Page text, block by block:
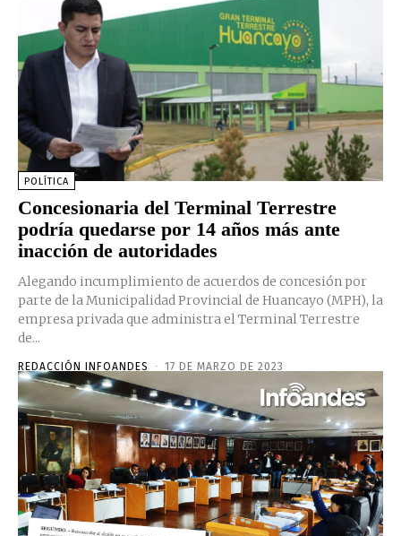
POLÍTICA
Concesionaria del Terminal Terrestre
podría quedarse por 14 años más ante
inacción de autoridades
Alegando incumplimiento de acuerdos de concesión por
parte de la Municipalidad Provincial de Huancayo (MPH), la
empresa privada que administra el Terminal Terrestre
de...
REDACCIÓN INFOANDES - 17 DE MARZO DE 2023